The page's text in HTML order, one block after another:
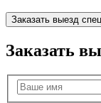
Заказать выезд
Заказать